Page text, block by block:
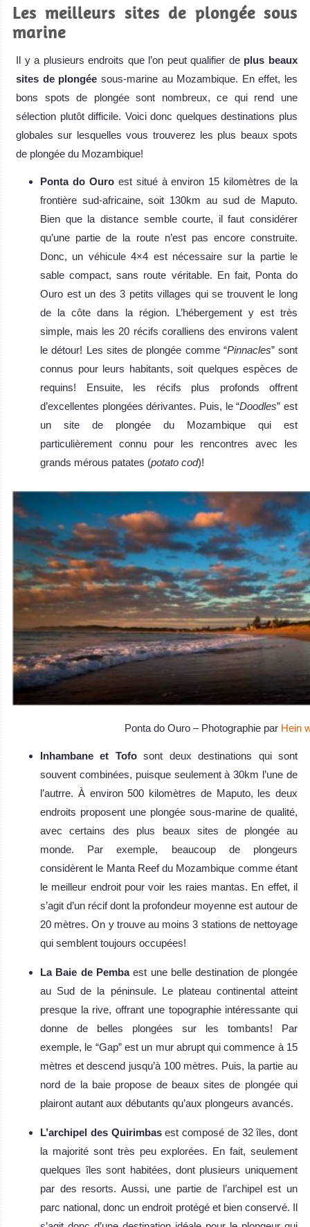
Les meilleurs sites de plongée sous
marine
Il y a plusieurs endroits que l’on peut qualifier de plus beaux
sites de plongée sous-marine au Mozambique. En effet, les
bons spots de plongée sont nombreux, ce qui rend une
sélection plutôt difficile. Voici donc quelques destinations plus
globales sur lesquelles vous trouverez les plus beaux spots
de plongée du Mozambique!
Ponta do Ouro est situé à environ 15 kilomètres de la
frontière sud-africaine, soit 130km au sud de Maputo.
Bien que la distance semble courte, il faut considérer
qu’une partie de la route n’est pas encore construite.
Donc, un véhicule 4×4 est nécessaire sur la partie le
sable compact, sans route véritable. En fait, Ponta do
Ouro est un des 3 petits villages qui se trouvent le long
de la côte dans la région. L’hébergement y est très
simple, mais les 20 récifs coralliens des environs valent
le détour! Les sites de plongée comme “Pinnacles” sont
connus pour leurs habitants, soit quelques espèces de
requins! Ensuite, les récifs plus profonds offrent
d’excellentes plongées dérivantes. Puis, le “Doodles” est
un site de plongée du Mozambique qui est
particulièrement connu pour les rencontres avec les
grands mérous patates (potato cod)!
Ponta do Ouro – Photographie par Hein
Inhambane et Tofosont deux destinations qui sont
souvent combinées, puisque seulement à 30km l’une de
l’autrre. À environ 500 kilomètres de Maputo, les deux
endroits proposent une plongée sous-marine de qualité,
avec certains des plus beaux sites de plongée au
monde. Par exemple, beaucoup de plongeurs
considèrent le Manta Reef du Mozambique comme étant
le meilleur endroit pour voir les raies mantas. En effet, il
s’agit d’un récif dont la profondeur moyenne est autour de
20 mètres. On y trouve au moins 3 stations de nettoyage
qui semblent toujours occupées!
La Baie de Pembaest une belle destination de plongée
au Sud de la péninsule. Le plateau continental atteint
presque la rive, offrant une topographie intéressante qui
donne de belles plongées sur les tombants! Par
exemple, le “Gap” est un mur abrupt qui commence à 15
mètres et descend jusqu’à 100 mètres. Puis, la partie au
nord de la baie propose de beaux sites de plongée qui
plairont autant aux débutants qu’aux plongeurs avancés.
L’archipel des Quirimbasest composé de 32 îles, dont
la majorité sont très peu explorées. En fait, seulement
quelques îles sont habitées, dont plusieurs uniquement
par des resorts. Aussi, une partie de l’archipel est un
parc national, donc un endroit protégé et bien conservé. Il